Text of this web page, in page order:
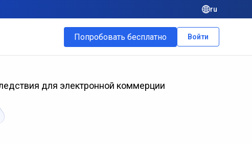
ru
Попробовать бесплатно Войти
для электронной коммерции